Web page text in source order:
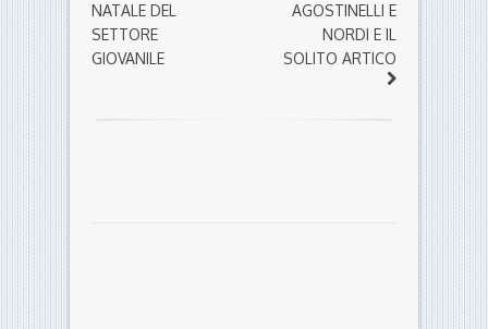
NATALE DEL
SETTORE
GIOVANILE
AGOSTINELLI E
NORDI E IL
SOLITO ARTICO